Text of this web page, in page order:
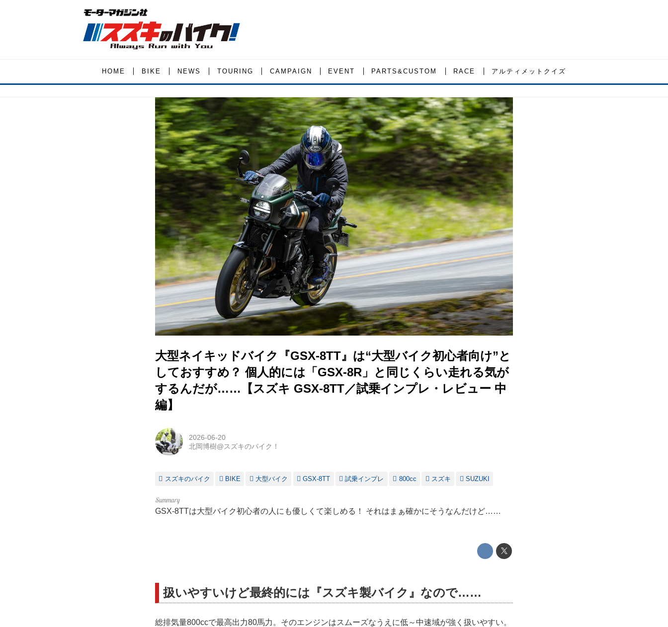
HOME BIKE NEWS TOURING CAMPAIGN EVENT PARTS&CUSTOM RACE アルティメットクイズ
大型ネイキッドバイク『GSX-8TT』は“大型バイク初心者向け”と
しておすすめ？ 個人的には「GSX-8R」と同じくらい走れる気が
するんだが……【スズキ GSX-8TT／試乗インプレ・レビュー 中
編】
2026-06-20
北岡博樹@スズキのバイク！
スズキのバイク BIKE 大型バイク GSX-8TT 試乗インプレ 800cc スズキ SUZUKI
GSX-8TTは大型バイク初心者の人にも優しくて楽しめる！ それはまぁ確かにそうなんだけど……
扱いやすいけど最終的には『スズキ製バイク』なので……
総排気量800ccで最高出力80馬力。そのエンジンはスムーズなうえに低～中速域が強く扱いやすい。